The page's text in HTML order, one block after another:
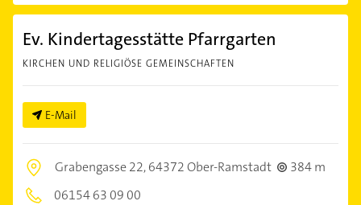
Ev. Kindertagesstätte Pfarrgarten
KIRCHEN UND RELIGIÖSE GEMEINSCHAFTEN
E-Mail
Grabengasse 22,64372 Ober-Ramstadt
384 m
06154 63 09 00